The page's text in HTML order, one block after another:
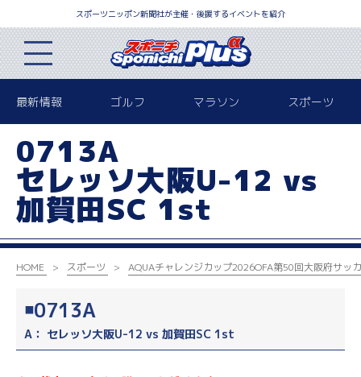
スポーツニッポン新聞社が主催・後援するイベントを紹介
最新情報 ゴルフ マラソン スポーツ
0713A
セレッソ大阪U-12 vs
加賀田SC 1st
HOME スポーツ AQUAチャレンジカップ2026OFA第50回大阪府サッ
￭0713A
A： セレッソ大阪U-12 vs 加賀田SC 1st